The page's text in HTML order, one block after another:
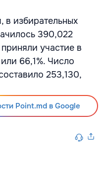
избирательных
390,022
участие в
66,1%. Число
253,130,
Point.md в Google